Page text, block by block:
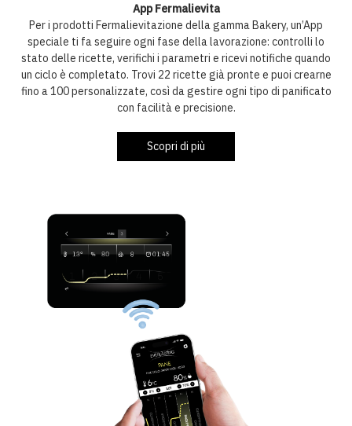
App Fermalievita
Per i prodotti Fermalievitazione della gamma Bakery, un’App
speciale ti fa seguire ogni fase della lavorazione: controlli lo
stato delle ricette, verifichi i parametri e ricevi notifiche quando
un ciclo è completato. Trovi 22 ricette già pronte e puoi crearne
fino a 100 personalizzate, così da gestire ogni tipo di panificato
con facilità e precisione.
Scopri di più